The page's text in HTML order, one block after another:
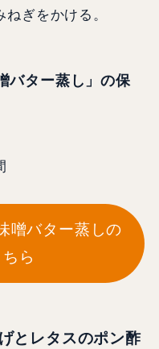
ぎをかける。
バター蒸し」の保
噌バター蒸しの
ら
とレタスのポン酢